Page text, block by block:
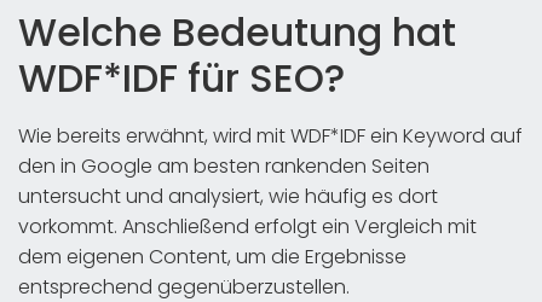
Welche Bedeutung hat
WDF*IDF für SEO?
Wie bereits erwähnt, wird mit WDF*IDF ein Keyword auf
den in Google am besten rankenden Seiten
untersucht und analysiert, wie häufig es dort
vorkommt. Anschließend erfolgt ein Vergleich mit
dem eigenen Content, um die Ergebnisse
entsprechend gegenüberzustellen.